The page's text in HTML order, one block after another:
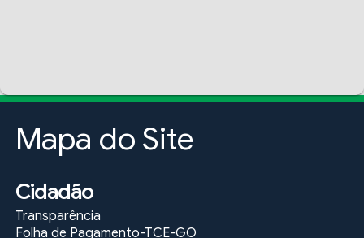
Mapa do Site
Cidadão
Transparência
Folha de Pagamento-TCE-GO